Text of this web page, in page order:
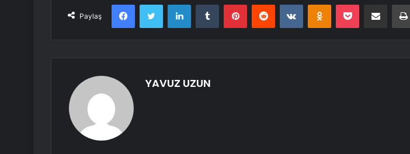
Paylaş
FacebookTwitter LinkedInTumblr PinterestReddit VKontakteOdnoklassniki
Pocket E-Posta ile paylaş
YAVUZ UZUN